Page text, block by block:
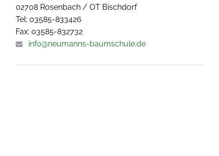
02708 Rosenbach / OT Bischdorf
Tel: 03585-833426
Fax: 03585-832732
info@neumanns-baumschule.de